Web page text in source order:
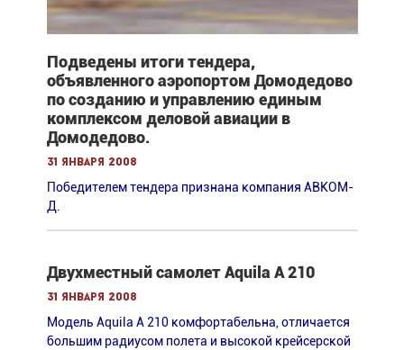
Подведены итоги тендера,
объявленного аэропортом Домодедово
по созданию и управлению единым
комплексом деловой авиации в
Домодедово.
31 января 2008
Победителем тендера признана компания АВКОМ-
Д.
Двухместный самолет Aquila A 210
31 января 2008
Модель Aquila A 210 комфортабельна, отличается
большим радиусом полета и высокой крейсерской